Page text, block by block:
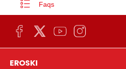
Faqs
EROSKI